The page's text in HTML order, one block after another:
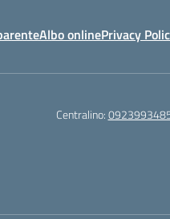
Albo onlinePrivacy
Centralino: